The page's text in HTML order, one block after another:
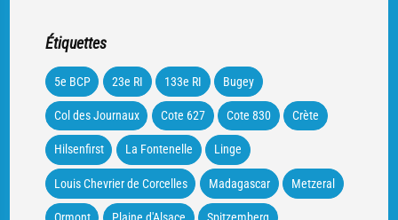
Étiquettes
5e BCP 23e RI 133e RI Bugey
Col des Journaux Cote 627 Cote 830 Crète
Hilsenfirst La Fontenelle Linge
Louis Chevrier de Corcelles Madagascar Metzeral